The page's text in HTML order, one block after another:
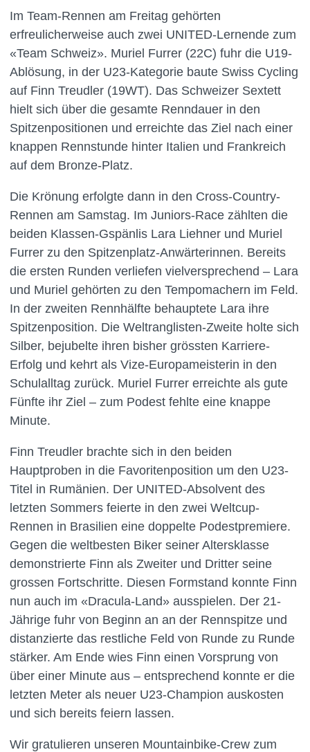
Im Team-Rennen am Freitag gehörten
erfreulicherweise auch zwei UNITED-Lernende zum
«Team Schweiz». Muriel Furrer (22C) fuhr die U19-
Ablösung, in der U23-Kategorie baute Swiss Cycling
auf Finn Treudler (19WT). Das Schweizer Sextett
hielt sich über die gesamte Renndauer in den
Spitzenpositionen und erreichte das Ziel nach einer
knappen Rennstunde hinter Italien und Frankreich
auf dem Bronze-Platz.
Die Krönung erfolgte dann in den Cross-Country-
Rennen am Samstag. Im Juniors-Race zählten die
beiden Klassen-Gspänlis Lara Liehner und Muriel
Furrer zu den Spitzenplatz-Anwärterinnen. Bereits
die ersten Runden verliefen vielversprechend – Lara
und Muriel gehörten zu den Tempomachern im Feld.
In der zweiten Rennhälfte behauptete Lara ihre
Spitzenposition. Die Weltranglisten-Zweite holte sich
Silber, bejubelte ihren bisher grössten Karriere-
Erfolg und kehrt als Vize-Europameisterin in den
Schulalltag zurück. Muriel Furrer erreichte als gute
Fünfte ihr Ziel – zum Podest fehlte eine knappe
Minute.
Finn Treudler brachte sich in den beiden
Hauptproben in die Favoritenposition um den U23-
Titel in Rumänien. Der UNITED-Absolvent des
letzten Sommers feierte in den zwei Weltcup-
Rennen in Brasilien eine doppelte Podestpremiere.
Gegen die weltbesten Biker seiner Altersklasse
demonstrierte Finn als Zweiter und Dritter seine
grossen Fortschritte. Diesen Formstand konnte Finn
nun auch im «Dracula-Land» ausspielen. Der 21-
Jährige fuhr von Beginn an an der Rennspitze und
distanzierte das restliche Feld von Runde zu Runde
stärker. Am Ende wies Finn einen Vorsprung von
über einer Minute aus – entsprechend konnte er die
letzten Meter als neuer U23-Champion auskosten
und sich bereits feiern lassen.
Wir gratulieren unseren Mountainbike-Crew zum